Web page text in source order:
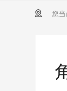
您当